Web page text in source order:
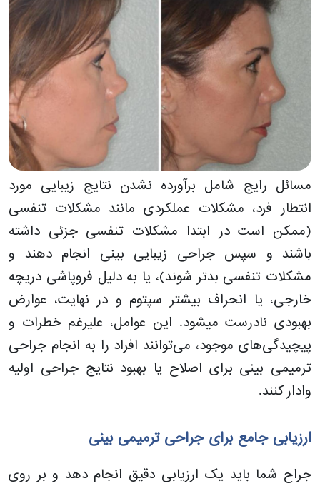
مسائل رایج شامل برآورده نشدن نتایج زیبایی مورد
انتطار فرد، مشکلات عملکردی مانند مشکلات تنفسی
(ممکن است در ابتدا مشکلات تنفسی جزئی داشته
باشند و سپس جراحی زیبایی بینی انجام دهند و
مشکلات تنفسی بدتر شوند)، یا به دلیل فروپاشی دریچه
خارجی، یا انحراف بیشتر سپتوم و در نهایت، عوارض
بهبودی نادرست میشود. این عوامل، علیرغم خطرات و
پیچیدگی‌های موجود، می‌توانند افراد را به انجام جراحی
ترمیمی بینی برای اصلاح یا بهبود نتایج جراحی اولیه
وادار کنند.
ارزیابی جامع برای جراحی ترمیمی بینی
جراح شما باید یک ارزیابی دقیق انجام دهد و بر روی